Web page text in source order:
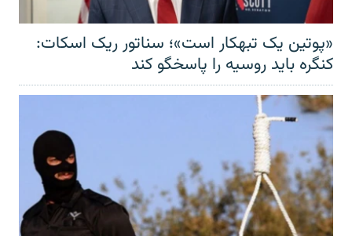
«پوتین یک تبهکار است»؛ سناتور ریک اسکات:
کنگره باید روسیه را پاسخگو کند